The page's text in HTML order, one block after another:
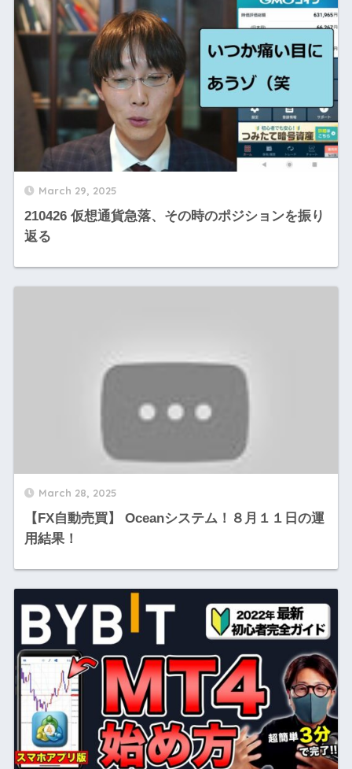
March 29, 2025
210426 仮想通貨急落、その時のポジションを振り
返る
March 28, 2025
【FX自動売買】 Oceanシステム！８月１１日の運
用結果！